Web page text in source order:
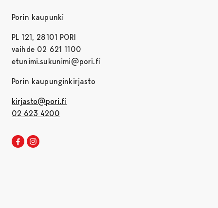
Porin kaupunki
PL 121, 28101 PORI
vaihde 02 621 1100
etunimi.sukunimi@pori.fi
Porin kaupunginkirjasto
kirjasto@pori.fi
02 623 4200
Porin kirjaston Facebook
Avautuu uudessa välilehdessä